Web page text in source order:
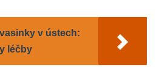
v ústech:
léčby